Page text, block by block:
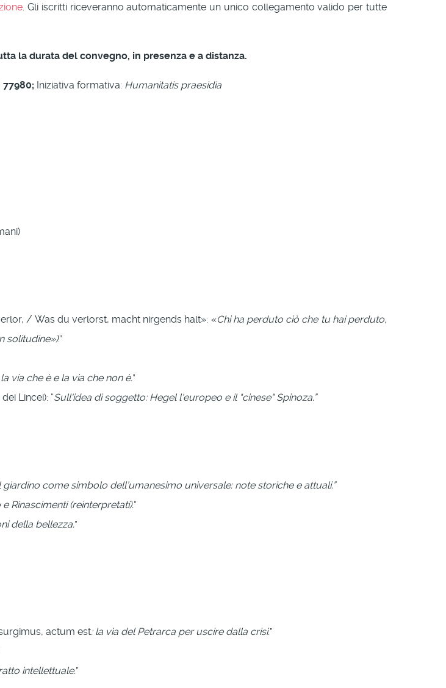
. Gli iscritti riceveranno automaticamente un unico collegamento valido per tutte
la durata del convegno, in presenza e a distanza.
77980; Iniziativa formativa: Humanitatis praesidia
/ Was du verlorst, macht nirgends halt»: «Chi ha perduto ciò che tu hai perduto,
solitudine»).”
via che è e la via che non è.”
Lincei): “Sull'idea di soggetto: Hegel l'europeo e il "cinese" Spinoza.”
giardino come simbolo dell’umanesimo universale: note storiche e attuali.”
Rinascimenti (reinterpretati).”
della bellezza.”
actum est: la via del Petrarca per uscire dalla crisi.”
intellettuale.”